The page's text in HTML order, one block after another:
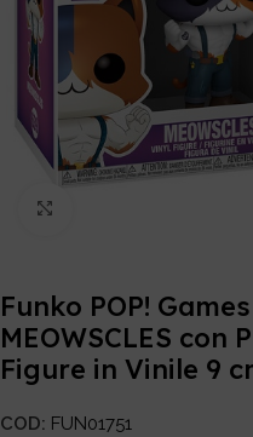
Funko POP!
MEOWSCLES con
Figure in Vinile 9
COD: FUN01751